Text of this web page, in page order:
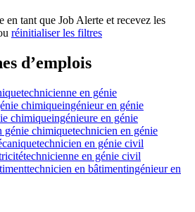
en tant que Job Alerte et recevez les
réinitialiser les filtres
d’emplois
technicienne en génie
chimiqueingénieur en génie
chimiqueingénieure en génie
génie chimiquetechnicien en génie
technicien en génie civil
technicienne en génie civil
technicien en bâtimentingénieur en